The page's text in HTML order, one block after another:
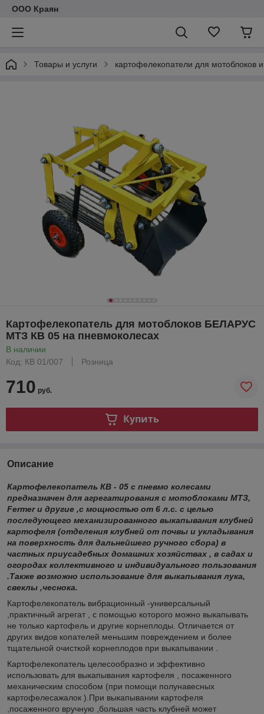
ООО Краян
Товары и услуги картофелекопатели для мотоблоков
Картофелекопатель для мотоблоков БЕЛАРУС
МТЗ КВ 05 на пневмоколесах
В наличии
Код: КВ 01/007
Розница
710 руб.
Купить
Описание
Картофелекопатель КВ - 05 с пневмо колесами
предназначен для агрегатирования с мотоблоками МТЗ,
Fermer и другие ,с мощностью от 6 л.с. с целью
последующего механизированного выкапывания клубней
картофеля (отделения клубней от почвы и укладывания
на поверхность для дальнейшего ручного сбора) в
частных приусадебных домашних хозяйствах , в садах и
огородах коллективного и индивидуального пользования
.Также возможно использование для выкапывания лука,
свеклы ,чеснока.
Картофелекопатель вибрационный -универсальный
,практичный агрегат , с помощью которого можно выкапывать
не только картофель и другие корнеплоды. Отличается от
других видов копателей меньшим повреждением и более
тщательной очисткой корнеплодов при выкапывании .
Картофелекопатель целесообразно и эффективно
использовать для выкапывания картофеля , посаженного
механическим способом (при помощи полунавесных
картофелесажалок ).При выкапывании картофеля
,посаженного вручную ,большая часть клубней может